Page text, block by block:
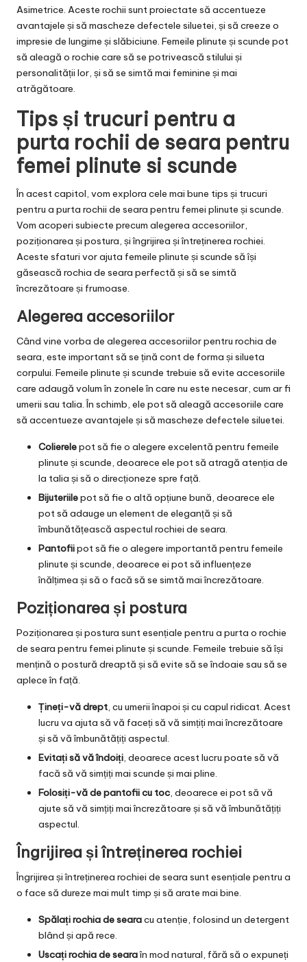
Asimetrice. Aceste rochii sunt proiectate să accentueze
avantajele și să mascheze defectele siluetei, și să creeze o
impresie de lungime și slăbiciune. Femeile plinute și scunde pot
să aleagă o rochie care să se potrivească stilului și
personalității lor, și să se simtă mai feminine și mai
atrăgătoare.
Tips și trucuri pentru a
purta rochii de seara pentru
femei plinute si scunde
În acest capitol, vom explora cele mai bune tips și trucuri
pentru a purta rochii de seara pentru femei plinute și scunde.
Vom acoperi subiecte precum alegerea accesoriilor,
poziționarea și postura, și îngrijirea și întreținerea rochiei.
Aceste sfaturi vor ajuta femeile plinute și scunde să își
găsească rochia de seara perfectă și să se simtă
încrezătoare și frumoase.
Alegerea accesoriilor
Când vine vorba de alegerea accesoriilor pentru rochia de
seara, este important să se țină cont de forma și silueta
corpului. Femeile plinute și scunde trebuie să evite accesoriile
care adaugă volum în zonele în care nu este necesar, cum ar fi
umerii sau talia. În schimb, ele pot să aleagă accesoriile care
să accentueze avantajele și să mascheze defectele siluetei.
Colierelepot să fie o alegere excelentă pentru femeile
plinute și scunde, deoarece ele pot să atragă atenția de
la talia și să o direcționeze spre față.
Bijuteriilepot să fie o altă opțiune bună, deoarece ele
pot să adauge un element de eleganță și să
îmbunătățească aspectul rochiei de seara.
Pantofiipot să fie o alegere importantă pentru femeile
plinute și scunde, deoarece ei pot să influențeze
înălțimea și să o facă să se simtă mai încrezătoare.
Poziționarea și postura
Poziționarea și postura sunt esențiale pentru a purta o rochie
de seara pentru femei plinute și scunde. Femeile trebuie să își
mențină o postură dreaptă și să evite să se îndoaie sau să se
aplece în față.
Țineți-vă drept, cu umerii înapoi și cu capul ridicat. Acest
lucru va ajuta să vă faceți să vă simțiți mai încrezătoare
și să vă îmbunătățiți aspectul.
Evitați să vă îndoiți, deoarece acest lucru poate să vă
facă să vă simțiți mai scunde și mai pline.
Folosiți-vă de pantofii cu toc, deoarece ei pot să vă
ajute să vă simțiți mai încrezătoare și să vă îmbunătățiți
aspectul.
Îngrijirea și întreținerea rochiei
Îngrijirea și întreținerea rochiei de seara sunt esențiale pentru a
o face să dureze mai mult timp și să arate mai bine.
Spălați rochia de searacu atenție, folosind un detergent
blând și apă rece.
Uscați rochia de searaîn mod natural, fără să o expuneți